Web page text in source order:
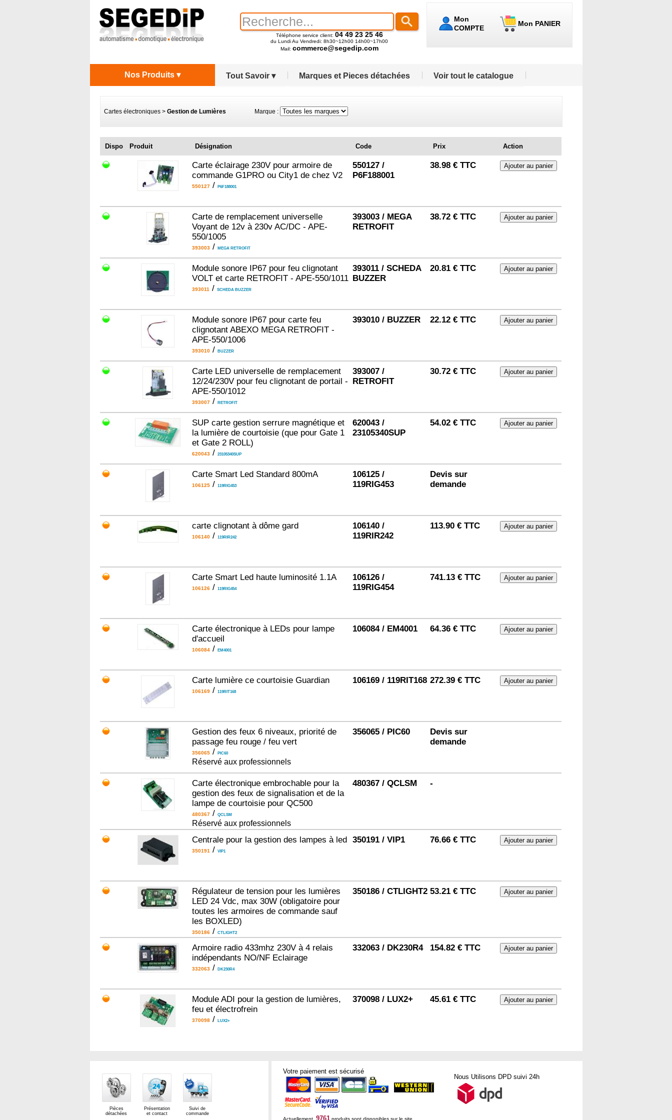
Mon
COMPTE
Mon PANIER
Téléphone service client: 04 49 23 25 46
du Lundi Au Vendredi: 8h30~12h00 14h00~17h00
Mail: commerce@segedip.com
Tout Savoir ▾ Marques et Pieces détachées Voir tout le catalogue
Nos Produits ▾
Cartes électroniques> Gestion de LumièresMarque :
Dispo Produit Désignation Code Prix Action
Carte éclairage 230V pour armoire de
commande G1PRO ou City1 de chez V2
550127/ P6F188001
550127 /
P6F188001
38.98 € TTC
Carte de remplacement universelle
Voyant de 12v à 230v AC/DC - APE-
550/1005
393003/ MEGA RETROFIT
393003 / MEGA
RETROFIT
38.72 € TTC
Module sonore IP67 pour feu clignotant
VOLT et carte RETROFIT - APE-550/1011
393011/ SCHEDA BUZZER
393011 / SCHEDA
BUZZER
20.81 € TTC
Module sonore IP67 pour carte feu
clignotant ABEXO MEGA RETROFIT -
APE-550/1006
393010/ BUZZER
393010 / BUZZER 22.12 € TTC
Carte LED universelle de remplacement
12/24/230V pour feu clignotant de portail -
APE-550/1012
393007/ RETROFIT
393007 /
RETROFIT
30.72 € TTC
SUP carte gestion serrure magnétique et
la lumière de courtoisie (que pour Gate 1
et Gate 2 ROLL)
620043/ 23105340SUP
620043 /
23105340SUP
54.02 € TTC
Carte Smart Led Standard 800mA
106125/ 119RIG453
106125 /
119RIG453
Devis sur
demande
carte clignotant à dôme gard
106140/ 119RIR242
106140 /
119RIR242
113.90 € TTC
Carte Smart Led haute luminosité 1.1A
106126/ 119RIG454
106126 /
119RIG454
741.13 € TTC
Carte électronique à LEDs pour lampe
d'accueil
106084/ EM4001
106084 / EM4001 64.36 € TTC
Carte lumière ce courtoisie Guardian
106169/ 119RIT168
106169 / 119RIT168 272.39 € TTC
Gestion des feux 6 niveaux, priorité de
passage feu rouge / feu vert
356065/ PIC60
Réservé aux professionnels
356065 / PIC60
Devis sur
demande
Carte électronique embrochable pour la
gestion des feux de signalisation et de la
lampe de courtoisie pour QC500
480367/ QCLSM
Réservé aux professionnels
480367 / QCLSM -
Centrale pour la gestion des lampes à led
350191/ VIP1
350191 / VIP1 76.66 € TTC
Régulateur de tension pour les lumières
LED 24 Vdc, max 30W (obligatoire pour
toutes les armoires de commande sauf
les BOXLED)
350186/ CTLIGHT2
350186 / CTLIGHT2 53.21 € TTC
Armoire radio 433mhz 230V à 4 relais
indépendants NO/NF Eclairage
332063/ DK230R4
332063 / DK230R4 154.82 € TTC
Module ADI pour la gestion de lumières,
feu et électrofrein
370098/ LUX2+
370098 / LUX2+ 45.61 € TTC
Pièces
détachées
Présentation
et contact
Suivi de
commande
Votre paiement est sécurisé
Nous Utilisons DPD suivi 24h
Actuellement, 9761produits sont disponibles sur le site.